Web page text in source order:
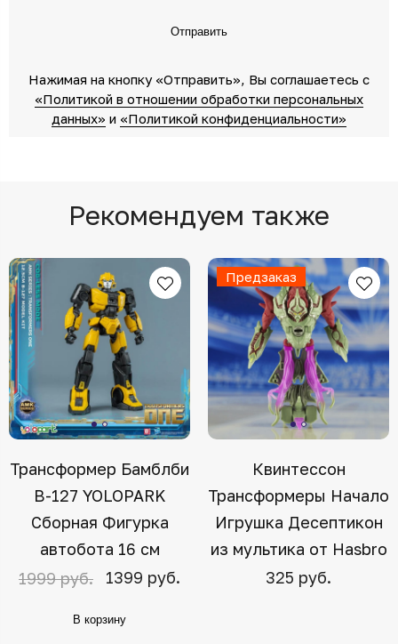
Отправить
Нажимая на кнопку «Отправить»‎, Вы соглашаетесь c
«Политикой в отношении обработки персональных
данных»‎ ‎ и «Политикой конфиденциальности»
Рекомендуем также
Трансформер Бамблби
B-127 YOLOPARK
Сборная Фигурка
автобота 16 см
1999 руб.
1399 руб.
В корзину
Предзаказ
Квинтессон
Трансформеры Начало
Игрушка Десептикон
из мультика от Hasbro
325 руб.